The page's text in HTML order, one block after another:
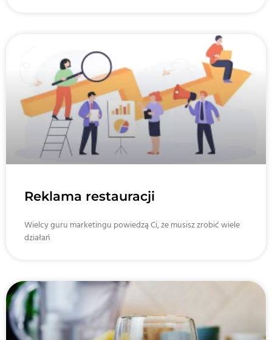
Reklama restauracji
Wielcy guru marketingu powiedzą Ci, że musisz zrobić wiele
działań